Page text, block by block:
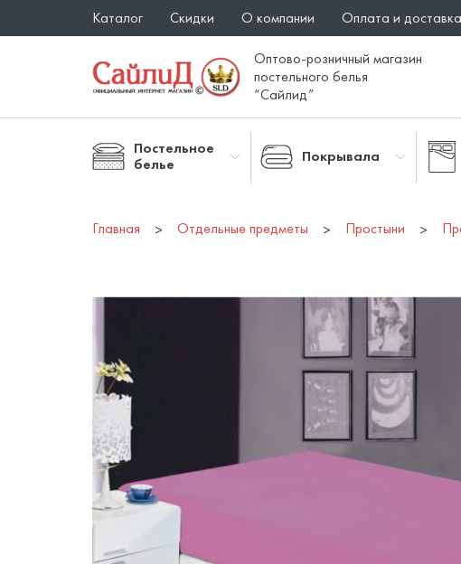
Каталог Скидки О компании Оплата и доставка
Оптово-розничный магазин
постельного белья
“Сайлид”
Постельное
белье
Покрывала
Главная Отдельные предметы Простыни